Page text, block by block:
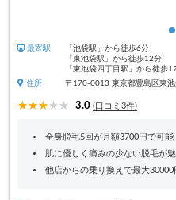
最寄駅
「池袋駅」から徒歩6分
「東池袋駅」から徒歩12分
「東池袋四丁目駅」から徒歩
住所
〒170-0013 東京都豊島区東
3.0 (口コミ3件)
全身脱毛5回が月額3700円で可能
肌に優しく痛みの少ない脱毛が
他店からの乗り換えで最大30000